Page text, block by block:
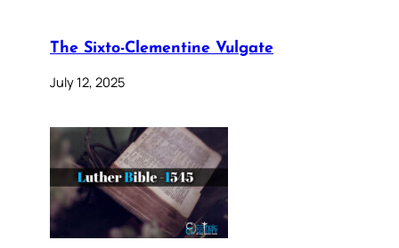
The Sixto-Clementine Vulgate
July 12, 2025